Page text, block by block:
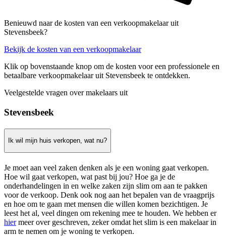
Benieuwd naar de kosten van een verkoopmakelaar uit
Stevensbeek?
Bekijk de kosten van een verkoopmakelaar
Klik op bovenstaande knop om de kosten voor een professionele en
betaalbare verkoopmakelaar uit Stevensbeek te ontdekken.
Veelgestelde vragen over makelaars uit
Stevensbeek
Ik wil mijn huis verkopen, wat nu?
Je moet aan veel zaken denken als je een woning gaat verkopen.
Hoe wil gaat verkopen, wat past bij jou? Hoe ga je de
onderhandelingen in en welke zaken zijn slim om aan te pakken
voor de verkoop. Denk ook nog aan het bepalen van de vraagprijs
en hoe om te gaan met mensen die willen komen bezichtigen. Je
leest het al, veel dingen om rekening mee te houden. We hebben er
hiermeer over geschreven, zeker omdat het slim is een makelaar in
arm te nemen om je woning te verkopen.